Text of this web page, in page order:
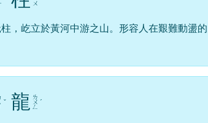
ㄨ
，屹立於黃河中游之山。形容人在艱難動盪的
ˇ 龍 ㄌ
ㄨ
ㄥ
ˊ